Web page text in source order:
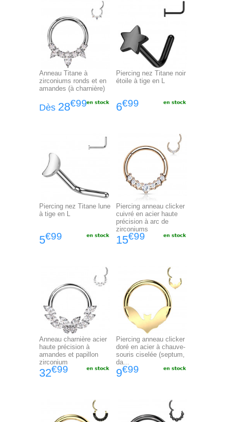
Anneau Titane à
zirconiums ronds et en
amandes (à charnière)
Dès 28€99
Piercing nez Titane noir
étoile à tige en L
6€99
Piercing nez Titane lune
à tige en L
5€99
Piercing anneau clicker
cuivré en acier haute
précision à arc de
zirconiums
15€99
Anneau charnière acier
haute précision à
amandes et papillon
zirconium
32€99
Piercing anneau clicker
doré en acier à chauve-
souris ciselée (septum,
da...
9€99